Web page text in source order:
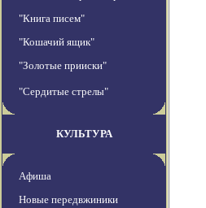
"Книга писем"
"Кошачий ящик"
"Золотые прииски"
"Сердитые стрелы"
КУЛЬТУРА
Афиша
Новые передвжиники